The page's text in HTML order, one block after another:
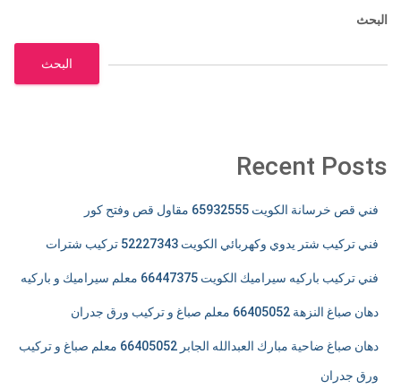
البحث
البحث
Recent Posts
فني قص خرسانة الكويت 65932555 مقاول قص وفتح كور
فني تركيب شتر يدوي وكهربائي الكويت 52227343 تركيب شترات
فني تركيب باركيه سيراميك الكويت 66447375 معلم سيراميك و باركيه
دهان صباغ النزهة 66405052 معلم صباغ و تركيب ورق جدران
دهان صباغ ضاحية مبارك العبدالله الجابر 66405052 معلم صباغ و تركيب
ورق جدران